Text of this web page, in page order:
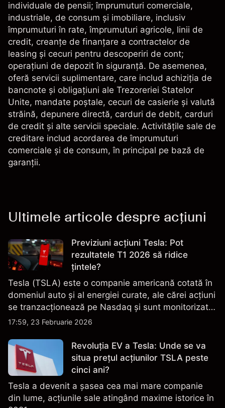
individuale de pensii; împrumuturi comerciale,
industriale, de consum și imobiliare, inclusiv
împrumuturi în rate, împrumuturi agricole, linii de
credit, creanțe de finanțare a contractelor de
leasing și cecuri pentru descoperiri de cont;
operațiuni de depozit în siguranță. De asemenea,
oferă servicii suplimentare, care includ achiziția de
bancnote și obligațiuni ale Trezoreriei Statelor
Unite, mandate poștale, cecuri de casierie și valută
străină, depunere directă, carduri de debit, carduri
de credit și alte servicii speciale. Activitățile sale de
creditare includ acordarea de împrumuturi
comerciale și de consum, în principal pe bază de
garanții.
Ultimele articole despre acțiuni
Previziuni acțiuni Tesla: Pot
rezultatele T1 2026 să ridice
țintele?
Tesla (TSLA) este o companie americană cotată în
domeniul auto și al energiei curate, ale cărei acțiuni
se tranzacționează pe Nasdaq și sunt monitorizate
îndeaproape pentru performanța financiară, datele
17:59, 23 Februarie 2026
Revoluția EV a Tesla: Unde se va
situa prețul acțiunilor TSLA peste
cinci ani?
Tesla a devenit a șasea cea mai mare companie
din lume, acțiunile sale atingând maxime istorice în